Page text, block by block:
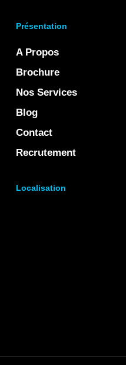
Présentation
A Propos
Brochure
Nos Services
Blog
Contact
Recrutement
Localisation